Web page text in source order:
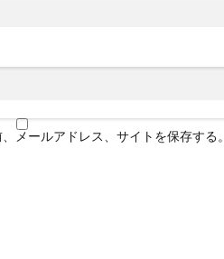
メールアドレス、サイトを保存する。